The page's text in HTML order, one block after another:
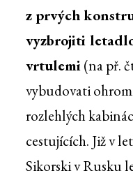
z prvých
vyzbrojiti
vrtulemi(na př.
vybudovati
rozlehlých
cestujících. Již v
Sikorski v Rusku